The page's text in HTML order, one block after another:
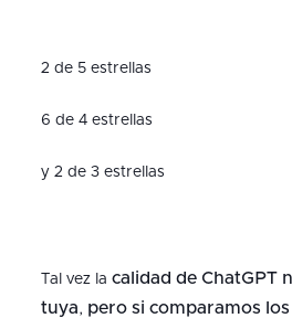
2 de 5 estrellas
6 de 4 estrellas
y 2 de 3 estrellas
Tal vez la calidad de ChatGPT
tuya, pero si comparamos